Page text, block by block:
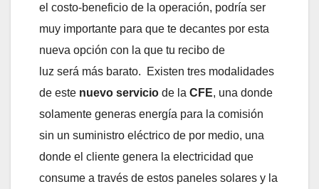
el costo-beneficio de la operación, podría ser
muy importante para que te decantes por esta
nueva opción con la que tu recibo de
luz será más barato. Existen tres modalidades
de este nuevo servicio de la CFE, una donde
solamente generas energía para la comisión
sin un suministro eléctrico de por medio, una
donde el cliente genera la electricidad que
consume a través de estos paneles solares y la